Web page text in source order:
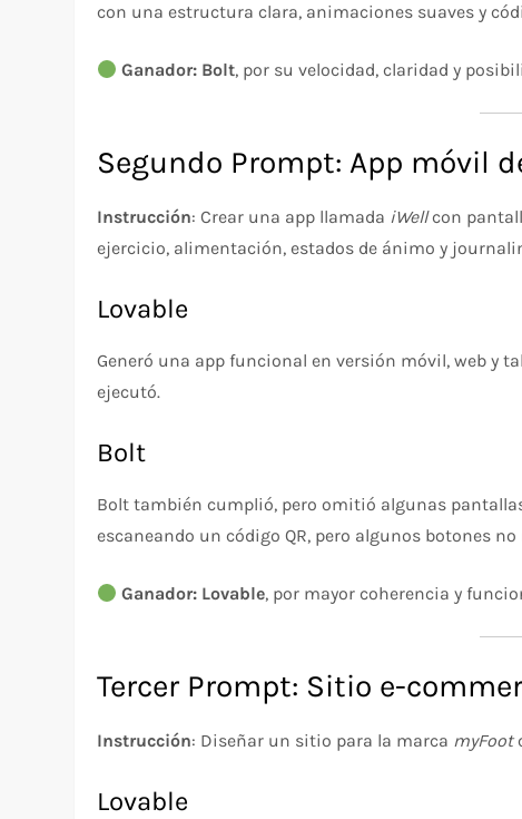
con una estructura clara, animaciones suaves y
Ganador: Bolt, por su velocidad, claridad y
Segundo Prompt: App móvil
Instrucción: Crear una app llamada iWellcon
ejercicio, alimentación, estados de ánimo y
Lovable
Generó una app funcional en versión móvil, web y
ejecutó.
Bolt
Bolt también cumplió, pero omitió algunas
escaneando un código QR, pero algunos botones
Ganador: Lovable, por mayor coherencia y
Tercer Prompt: Sitio e-
Instrucción: Diseñar un sitio para la marca myFoot
Lovable